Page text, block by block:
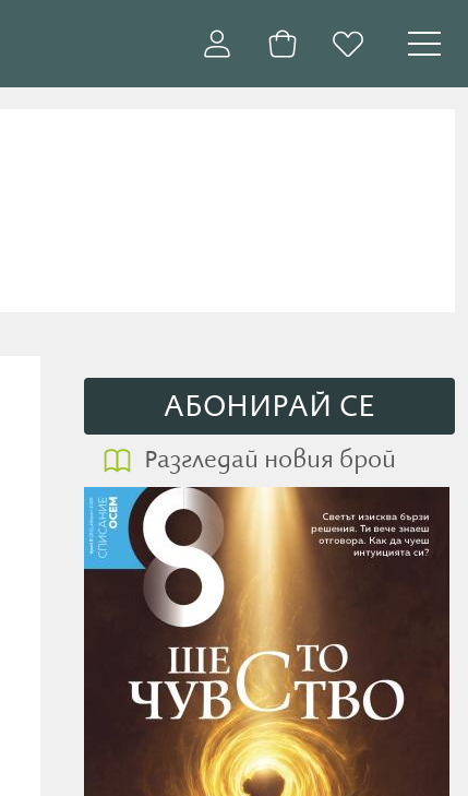
АБОНИРАЙ СE
Разгледай новия брой